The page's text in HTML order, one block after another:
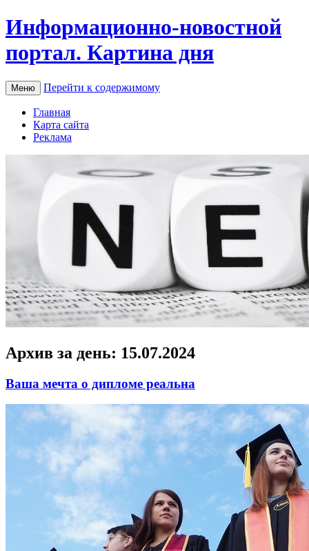
Информационно-новостной
портал. Картина дня
Меню Перейти к содержимому
Главная
Карта сайта
Реклама
Архив за день: 15.07.2024
Ваша мечта о дипломе реальна